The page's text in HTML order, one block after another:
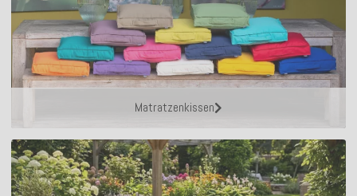
Matratzenkissen